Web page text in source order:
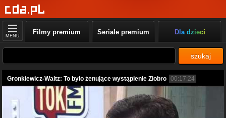
MENU Filmy premium Seriale premium Dla dzieci
szukaj
Gronkiewicz-Waltz: To było żenujące wystąpienie Ziobro 00:17:24